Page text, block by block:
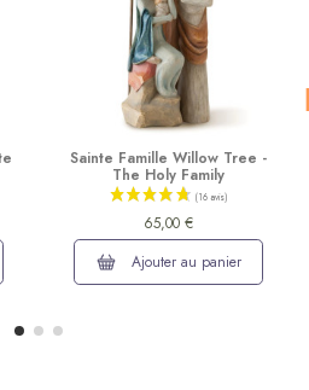
Sainte Famille Willow Tree -
The Holy Family
65,00 €
Ajouter au panier